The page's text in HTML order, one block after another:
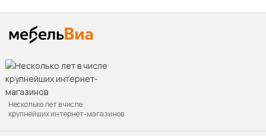
Несколько лет в числе
крупнейших интернет-магазинов